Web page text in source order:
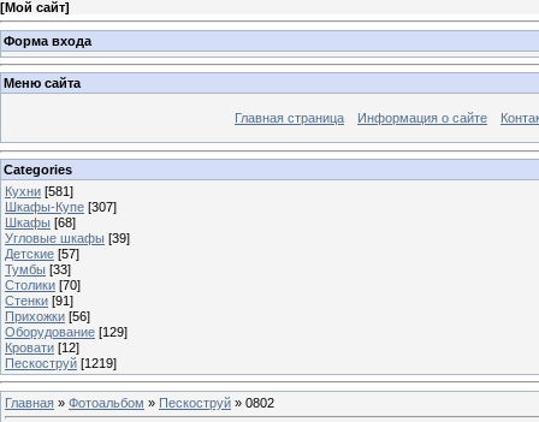
[Мой сайт]
Форма входа
Меню сайта
Главная страница Информация о сайте
Categories
Кухни [581]
Шкафы-Купе [307]
Шкафы [68]
Угловые шкафы [39]
Детские [57]
Тумбы [33]
Столики [70]
Стенки [91]
Прихожки [56]
Оборудование [129]
Кровати [12]
Пескоструй [1219]
Главная » Фотоальбом » Пескоструй » 0802